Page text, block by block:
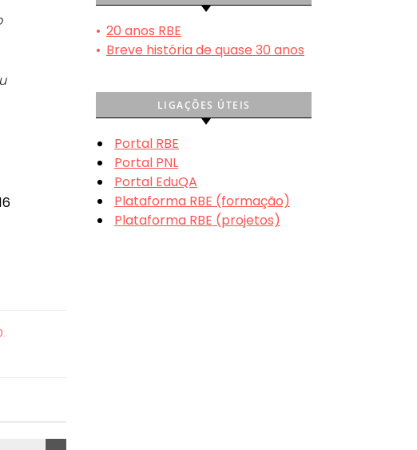
• 20 anos RBE
• Breve história de quase 30 anos
LIGAÇÕES ÚTEIS
Portal RBE
Portal PNL
Portal EduQA
Plataforma RBE (formação)
Plataforma RBE (projetos)